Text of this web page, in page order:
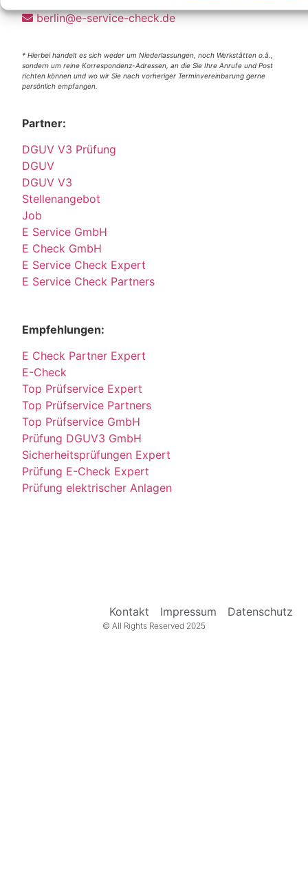
berlin@e-service-check.de
* Hierbei handelt es sich weder um Niederlassungen, noch Werkstätten o.ä.,
sondern um reine Korrespondenz-Adressen, an die Sie Ihre Anrufe und Post
richten können und wo wir Sie nach vorheriger Terminvereinbarung gerne
persönlich empfangen.
Partner:
DGUV V3 Prüfung
DGUV
DGUV V3
Stellenangebot
Job
E Service GmbH
E Check GmbH
E Service Check Expert
E Service Check Partners
Empfehlungen:
E Check Partner Expert
E-Check
Top Prüfservice Expert
Top Prüfservice Partners
Top Prüfservice GmbH
Prüfung DGUV3 GmbH
Sicherheitsprüfungen Expert
Prüfung E-Check Expert
Prüfung elektrischer Anlagen
Kontakt Impressum Datenschutz
© All Rights Reserved 2025